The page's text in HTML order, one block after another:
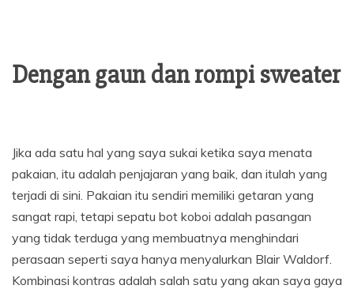
Dengan gaun dan rompi sweater
Jika ada satu hal yang saya sukai ketika saya menata
pakaian, itu adalah penjajaran yang baik, dan itulah yang
terjadi di sini. Pakaian itu sendiri memiliki getaran yang
sangat rapi, tetapi sepatu bot koboi adalah pasangan
yang tidak terduga yang membuatnya menghindari
perasaan seperti saya hanya menyalurkan Blair Waldorf.
Kombinasi kontras adalah salah satu yang akan saya gaya